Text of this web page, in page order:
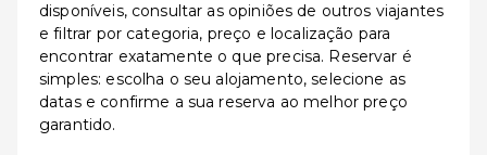
disponíveis, consultar as opiniões de outros viajantes
e filtrar por categoria, preço e localização para
encontrar exatamente o que precisa. Reservar é
simples: escolha o seu alojamento, selecione as
datas e confirme a sua reserva ao melhor preço
garantido.